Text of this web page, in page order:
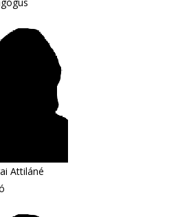
Attiláné